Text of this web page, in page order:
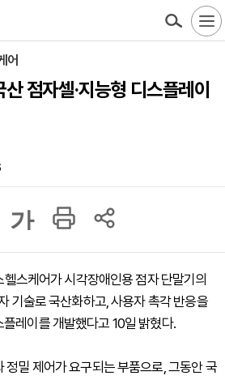
어
점자셀·지능형 디스플레이
가
스케어가 시각장애인용 점자 단말기의
기술로 국산화하고, 사용자 촉각 반응을
레이를 개발했다고 10일 밝혔다.
정밀 제어가 요구되는 부품으로, 그동안 국